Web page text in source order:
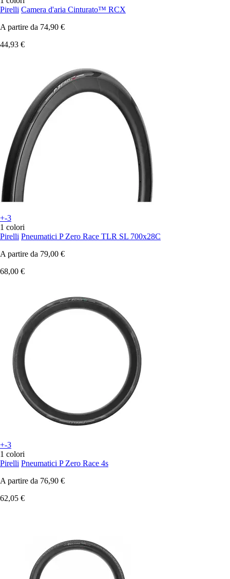
Pirelli Camera d'aria Cinturato™ RCX
A partire da 74,90 €
44,93 €
+-3
1 colori
Pirelli Pneumatici P Zero Race TLR SL 700x28C
A partire da 79,00 €
68,00 €
+-3
1 colori
Pirelli Pneumatici P Zero Race 4s
A partire da 76,90 €
62,05 €